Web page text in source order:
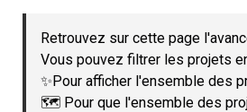
Retrouvez sur cette page
Vous pouvez filtrer les projets
✨Pour afficher l'ensemble des
🗺️ Pour que l'ensemble des